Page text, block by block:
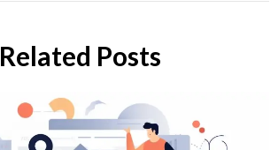
Related Posts